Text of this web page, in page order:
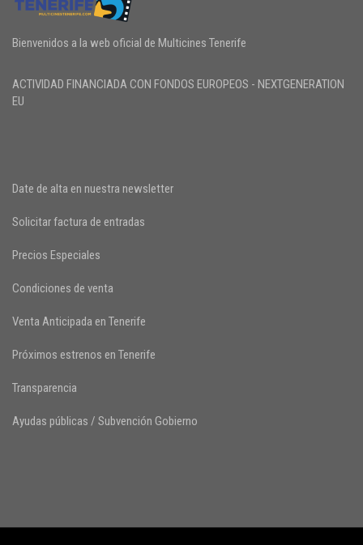
Bienvenidos a la web oficial de Multicines Tenerife
ACTIVIDAD FINANCIADA CON FONDOS EUROPEOS - NEXTGENERATION
EU
Date de alta en nuestra newsletter
Solicitar factura de entradas
Precios Especiales
Condiciones de venta
Venta Anticipada en Tenerife
Próximos estrenos en Tenerife
Transparencia
Ayudas públicas / Subvención Gobierno